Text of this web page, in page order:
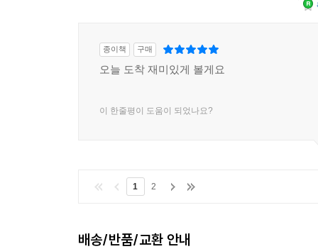
종이책 구매
오늘 도착 재미있게 볼게요
이 한줄평이 도움이 되었나요?
1 2
배송/반품/교환 안내